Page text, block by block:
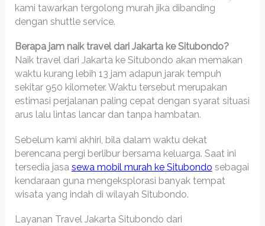
kami tawarkan tergolong murah jika dibanding
dengan shuttle service.
Berapa jam naik travel dari Jakarta ke Situbondo?
Naik travel dari Jakarta ke Situbondo akan memakan
waktu kurang lebih 13 jam adapun jarak tempuh
sekitar 950 kilometer. Waktu tersebut merupakan
estimasi perjalanan paling cepat dengan syarat situasi
arus lalu lintas lancar dan tanpa hambatan.
Sebelum kami akhiri, bila dalam waktu dekat
berencana pergi berlibur bersama keluarga. Saat ini
tersedia jasa sewa mobil murah ke Situbondo sebagai
kendaraan guna mengeksplorasi banyak tempat
wisata yang indah di wilayah Situbondo.
Layanan Travel Jakarta Situbondo dari